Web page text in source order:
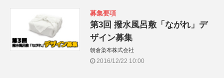
募集要項
第3回 撥水風呂敷「ながれ」デ
ザイン募集
朝倉染布株式会社
2016/12/22 10:00